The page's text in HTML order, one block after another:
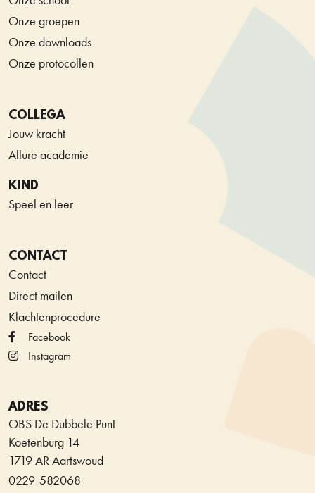
Onze groepen
Onze downloads
Onze protocollen
COLLEGA
Jouw kracht
Allure academie
KIND
Speel en leer
CONTACT
Contact
Direct mailen
Klachtenprocedure
Facebook
Instagram
ADRES
OBS De Dubbele Punt
Koetenburg 14
1719 AR Aartswoud
0229-582068